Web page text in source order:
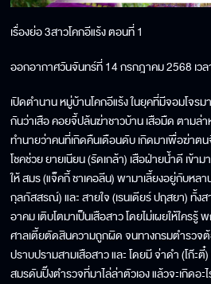
เรื่องย่อ 3สาวโคกอีแร้ง ตอนที่ 1
ออกอากาศวันจันทร์ที่ 14 กรกฎาคม 2568 เว
เปิดตำนาน หมู่บ้านโคกอีแร้ง ในยุคที่มีจอมโจร
กันว่าเสือ คอยจี้ปล้นฆ่าชาวบ้าน เสือมืด ตามล่
ทำนายว่าคนที่เกิดคืนเดือนดับ เกิดมาเพื่อฆ่าต
โชคช่วย ยายเนียน (รัดเกล้า) เสือฝ่ายน้ำดี เข้า
ให้ สมร (แจ็คกี้ ชาเคอลีน) พามาเลี้ยงอยู่กับหล
กุลภัสสรณ์) และ สายใจ (เรนเดียร์ ปฤสยา) ทั้ง
อาคม เติบโตมาเป็นเสือสาว โดยไม่เผยให้ใคร
ศาลเตี้ยตัดสินความถูกผิด จนทางกรมตำรวจต้
ปราบปรามสามเสือสาว และ โดยมี จ่าดำ (โก๊ะ
สมรดันปิ๊งตำรวจที่มาไล่ล่าตัวเอง แล้วจะเกิดอะ